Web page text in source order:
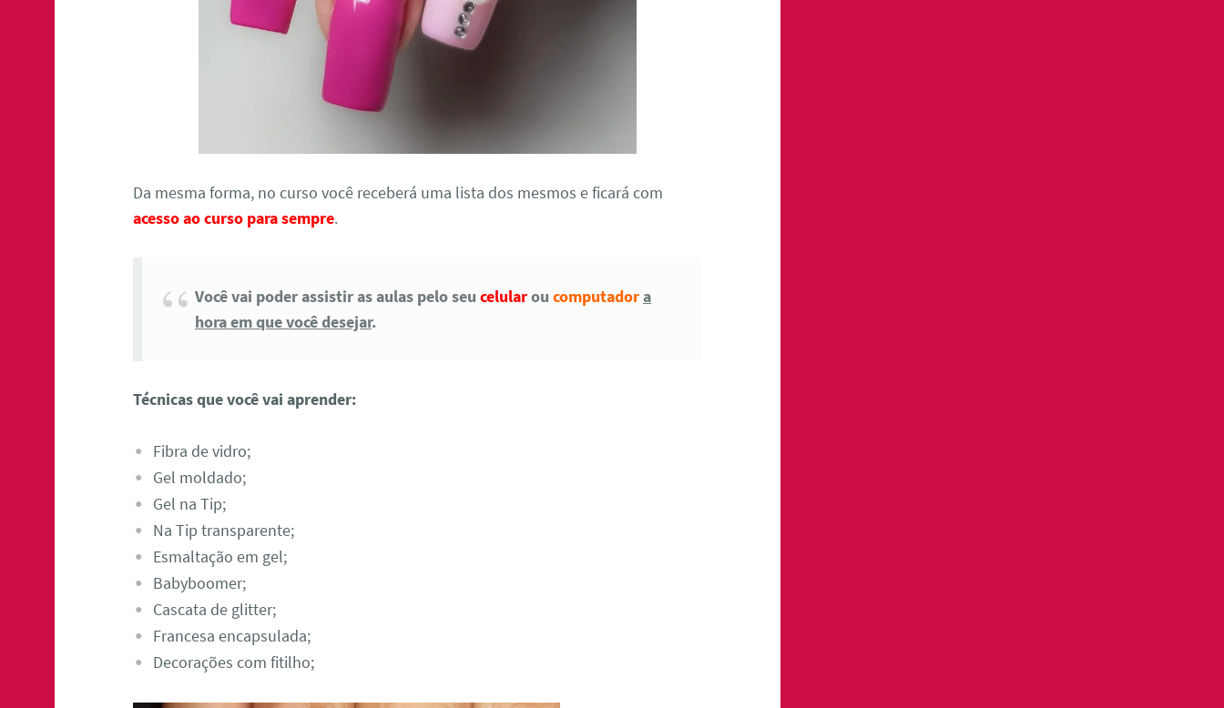
Da mesma forma, no curso você receberá uma lista dos mesmos e ficará com
acesso ao curso para sempre.
Você vai poder assistir as aulas pelo seu celularou computadora
hora em que você desejar.
Técnicas que você vai aprender:
Fibra de vidro;
Gel moldado;
Gel na Tip;
Na Tip transparente;
Esmaltação em gel;
Babyboomer;
Cascata de glitter;
Francesa encapsulada;
Decorações com fitilho;